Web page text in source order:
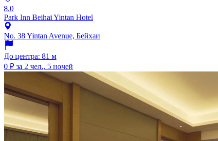
8.0
Park Inn Beihai Yintan Hotel
No. 38 Yintan Avenue, Бейхаи
До центра: 81 м
0 ₽ за 2 чел., 5 ночей